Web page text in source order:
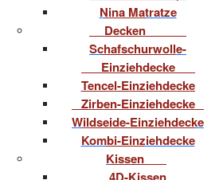
Nina Matratze
Decken
Schafschurwolle-
Einziehdecke
Tencel-Einziehdecke
Zirben-Einziehdecke
Wildseide-Einziehdecke
Kombi-Einziehdecke
Kissen